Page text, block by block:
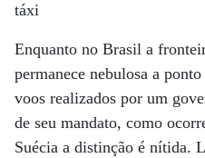
táxi
Enquanto no Brasil a
permanece nebulosa a
voos realizados por um
de seu mandato, como
Suécia a distinção é nítida.